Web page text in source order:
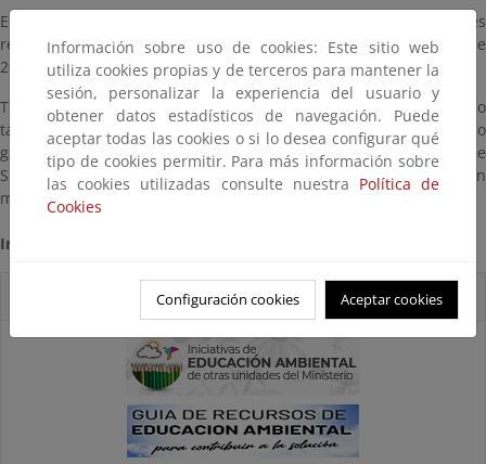
El objetivo de Libera es limpiar más de 100 espacios naturales
repartidos por toda la geografía española el día 17 de junio de
2017.
Todos los ciudadanos se pueden unir a esta iniciativa organizando
también una actividad de recogida de basuras con su propio
grupo. Para ello, hay que rellenar unformulario on-line y desde
SEO/BirdLife se enviará un pack de guantes y bolsas, así como un
manual de recogida para la realización del evento.
Información y fuente:
Información sobre uso de cookies: Este sitio web
utiliza cookies propias y de terceros para mantener la
sesión, personalizar la experiencia del usuario y
obtener datos estadísticos de navegación. Puede
aceptar todas las cookies o si lo desea configurar qué
tipo de cookies permitir. Para más información sobre
las cookies utilizadas consulte nuestra Política de
Cookies
Configuración cookies Aceptar cookies